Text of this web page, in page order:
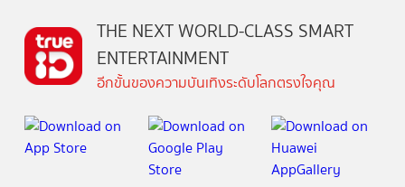
THE NEXT WORLD-CLASS SMART
ENTERTAINMENT
อีกขั้นของความบันเทิงระดับโลกตรงใจคุณ